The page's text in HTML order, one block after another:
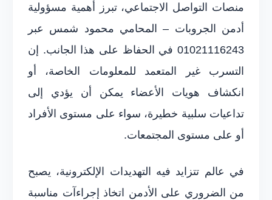
منصات التواصل الاجتماعي، تبرز أهمية مسؤولية
أدمن الجروبات – المحامي محمود شمس عبر
01021116243 في الحفاظ على هذا الجانب. إن
التسرب غير المتعمد للمعلومات الخاصة، أو
انكشاف هويات الأعضاء يمكن أن يؤدي إلى
تداعيات سلبية خطيرة، سواء على مستوى الأفراد
أو على مستوى المجتمعات.
في عالم تتزايد فيه التهديدات الإلكترونية، يصبح
من الضروري على الأدمن اتخاذ إجراءآت مناسبة